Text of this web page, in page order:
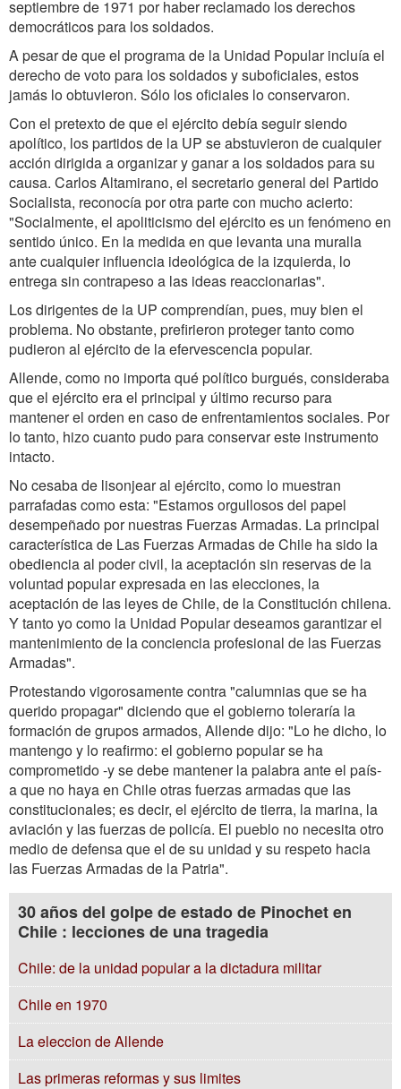
septiembre de 1971 por haber reclamado los derechos
democráticos para los soldados.
A pesar de que el programa de la Unidad Popular incluía el
derecho de voto para los soldados y suboficiales, estos
jamás lo obtuvieron. Sólo los oficiales lo conservaron.
Con el pretexto de que el ejército debía seguir siendo
apolítico, los partidos de la UP se abstuvieron de cualquier
acción dirigida a organizar y ganar a los soldados para su
causa. Carlos Altamirano, el secretario general del Partido
Socialista, reconocía por otra parte con mucho acierto:
"Socialmente, el apoliticismo del ejército es un fenómeno en
sentido único. En la medida en que levanta una muralla
ante cualquier influencia ideológica de la izquierda, lo
entrega sin contrapeso a las ideas reaccionarias".
Los dirigentes de la UP comprendían, pues, muy bien el
problema. No obstante, prefirieron proteger tanto como
pudieron al ejército de la efervescencia popular.
Allende, como no importa qué político burgués, consideraba
que el ejército era el principal y último recurso para
mantener el orden en caso de enfrentamientos sociales. Por
lo tanto, hizo cuanto pudo para conservar este instrumento
intacto.
No cesaba de lisonjear al ejército, como lo muestran
parrafadas como esta: "Estamos orgullosos del papel
desempeñado por nuestras Fuerzas Armadas. La principal
característica de Las Fuerzas Armadas de Chile ha sido la
obediencia al poder civil, la aceptación sin reservas de la
voluntad popular expresada en las elecciones, la
aceptación de las leyes de Chile, de la Constitución chilena.
Y tanto yo como la Unidad Popular deseamos garantizar el
mantenimiento de la conciencia profesional de las Fuerzas
Armadas".
Protestando vigorosamente contra "calumnias que se ha
querido propagar" diciendo que el gobierno toleraría la
formación de grupos armados, Allende dijo: "Lo he dicho, lo
mantengo y lo reafirmo: el gobierno popular se ha
comprometido -y se debe mantener la palabra ante el país-
a que no haya en Chile otras fuerzas armadas que las
constitucionales; es decir, el ejército de tierra, la marina, la
aviación y las fuerzas de policía. El pueblo no necesita otro
medio de defensa que el de su unidad y su respeto hacia
las Fuerzas Armadas de la Patria".
30 años del golpe de estado de Pinochet en
Chile : lecciones de una tragedia
Chile: de la unidad popular a la dictadura militar
Chile en 1970
La eleccion de Allende
Las primeras reformas y sus limites